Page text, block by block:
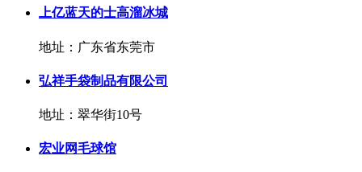
上亿蓝天的士高溜冰城
地址：广东省东莞市
弘祥手袋制品有限公司
地址：翠华街10号
宏业网毛球馆